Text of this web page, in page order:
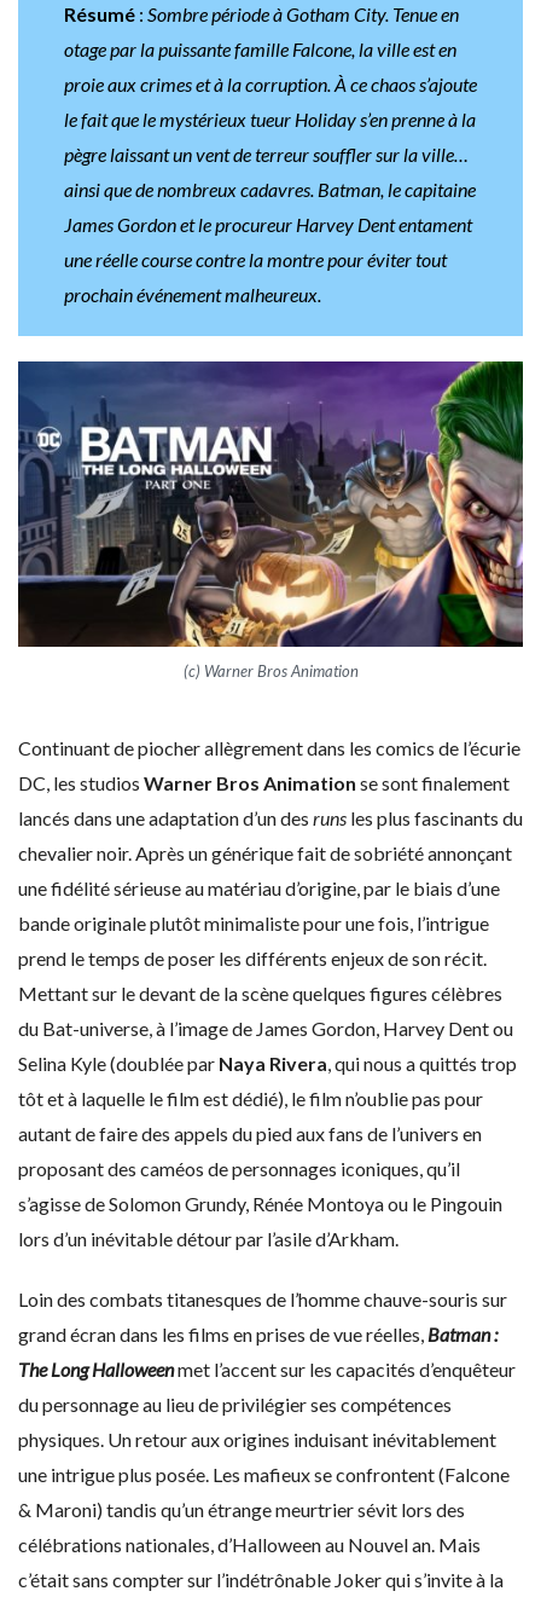
Résumé : Sombre période à Gotham City. Tenue en
otage par la puissante famille Falcone, la ville est en
proie aux crimes et à la corruption. À ce chaos s’ajoute
le fait que le mystérieux tueur Holiday s’en prenne à la
pègre laissant un vent de terreur souffler sur la ville…
ainsi que de nombreux cadavres. Batman, le capitaine
James Gordon et le procureur Harvey Dent entament
une réelle course contre la montre pour éviter tout
prochain événement malheureux.
(c) Warner Bros Animation
Continuant de piocher allègrement dans les comics de l’écurie
DC, les studios Warner Bros Animation se sont finalement
lancés dans une adaptation d’un des runs les plus fascinants du
chevalier noir. Après un générique fait de sobriété annonçant
une fidélité sérieuse au matériau d’origine, par le biais d’une
bande originale plutôt minimaliste pour une fois, l’intrigue
prend le temps de poser les différents enjeux de son récit.
Mettant sur le devant de la scène quelques figures célèbres
du Bat-universe, à l’image de James Gordon, Harvey Dent ou
Selina Kyle (doublée par Naya Rivera, qui nous a quittés trop
tôt et à laquelle le film est dédié), le film n’oublie pas pour
autant de faire des appels du pied aux fans de l’univers en
proposant des caméos de personnages iconiques, qu’il
s’agisse de Solomon Grundy, Rénée Montoya ou le Pingouin
lors d’un inévitable détour par l’asile d’Arkham.
Loin des combats titanesques de l’homme chauve-souris sur
grand écran dans les films en prises de vue réelles, Batman :
The Long Halloweenmet l’accent sur les capacités d’enquêteur
du personnage au lieu de privilégier ses compétences
physiques. Un retour aux origines induisant inévitablement
une intrigue plus posée. Les mafieux se confrontent (Falcone
& Maroni) tandis qu’un étrange meurtrier sévit lors des
célébrations nationales, d’Halloween au Nouvel an. Mais
c’était sans compter sur l’indétrônable Joker qui s’invite à la